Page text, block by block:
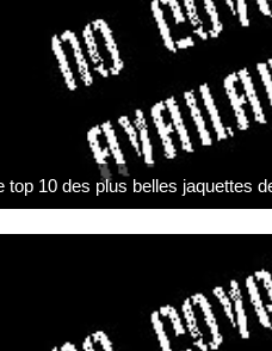
top 10 des plus belles jaquettes